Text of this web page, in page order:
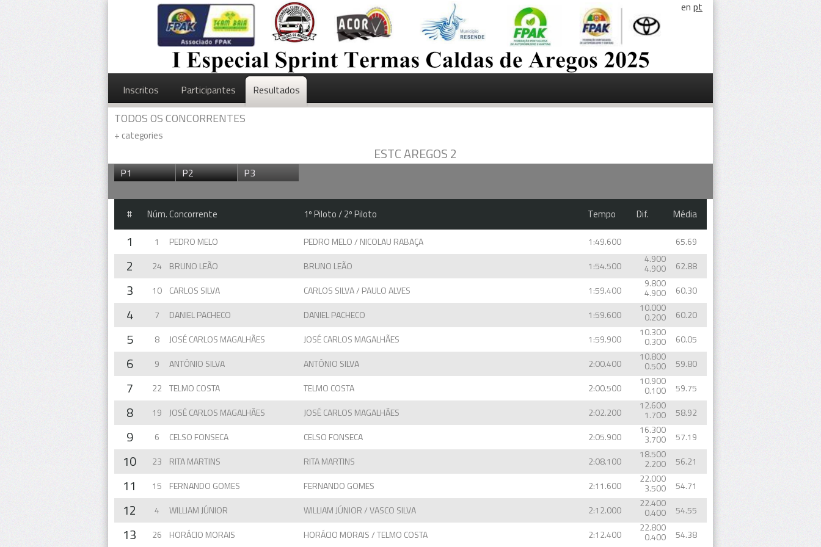
en pt
Inscritos Participantes Resultados
TODOS OS CONCORRENTES
+ categories
ESTC AREGOS 2
P1 P2 P3
# Núm.Concorrente 1º Piloto / 2º Piloto Média
Dif.
Tempo
1 1 PEDRO MELO PEDRO MELO / NICOLAU RABAÇA 65.69
1:49.600
2 24 BRUNO LEÃO BRUNO LEÃO 62.88
4.900
4.900
1:54.500
3 10 CARLOS SILVA CARLOS SILVA / PAULO ALVES 60.30
9.800
4.900
1:59.400
4 7 DANIEL PACHECO DANIEL PACHECO 60.20
10.000
0.200
1:59.600
5 8 JOSÉ CARLOS MAGALHÃES JOSÉ CARLOS MAGALHÃES 60.05
10.300
0.300
1:59.900
6 9 ANTÓNIO SILVA ANTÓNIO SILVA 59.80
10.800
0.500
2:00.400
7 22 TELMO COSTA TELMO COSTA 59.75
10.900
0.100
2:00.500
8 19 JOSÉ CARLOS MAGALHÃES JOSÉ CARLOS MAGALHÃES 58.92
12.600
1.700
2:02.200
9 6 CELSO FONSECA CELSO FONSECA 57.19
16.300
3.700
2:05.900
10 23 RITA MARTINS RITA MARTINS 56.21
18.500
2.200
2:08.100
11 15 FERNANDO GOMES FERNANDO GOMES 54.71
22.000
3.500
2:11.600
12 4 WILLIAM JÚNIOR WILLIAM JÚNIOR / VASCO SILVA 54.55
22.400
0.400
2:12.000
13 26 HORÁCIO MORAIS HORÁCIO MORAIS / TELMO COSTA 54.38
22.800
0.400
2:12.400